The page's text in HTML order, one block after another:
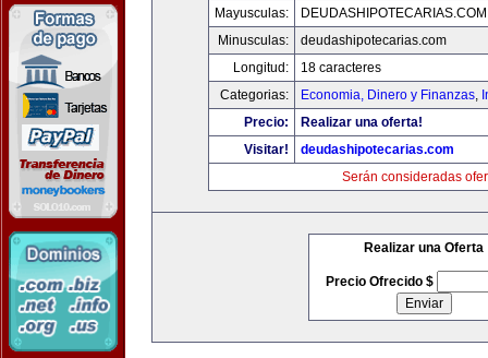
Mayusculas:
DEUDASHIPOTECARIAS.COM
Minusculas:
deudashipotecarias.com
Longitud:
18 caracteres
Categorias:
Economia, Dinero y Finanzas,
Precio:
Realizar una oferta!
Visitar!
deudashipotecarias.com
Serán consideradas
Realizar una Oferta
Precio Ofrecido $